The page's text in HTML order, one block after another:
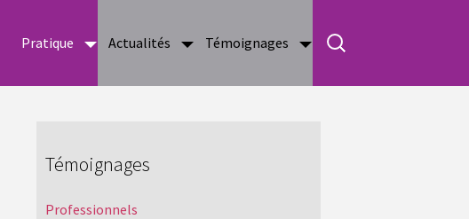
Pratique Actualités Témoignages
Témoignages
Professionnels